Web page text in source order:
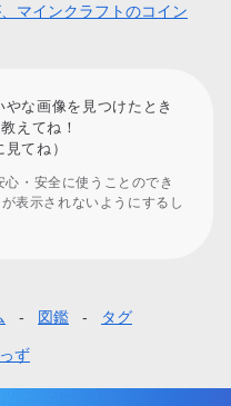
マインクラフトのコイン
な画像を見つけたとき
えてね！
てね）
・安全に使うことのでき
表示されないようにするし
図鑑 タグ
ず